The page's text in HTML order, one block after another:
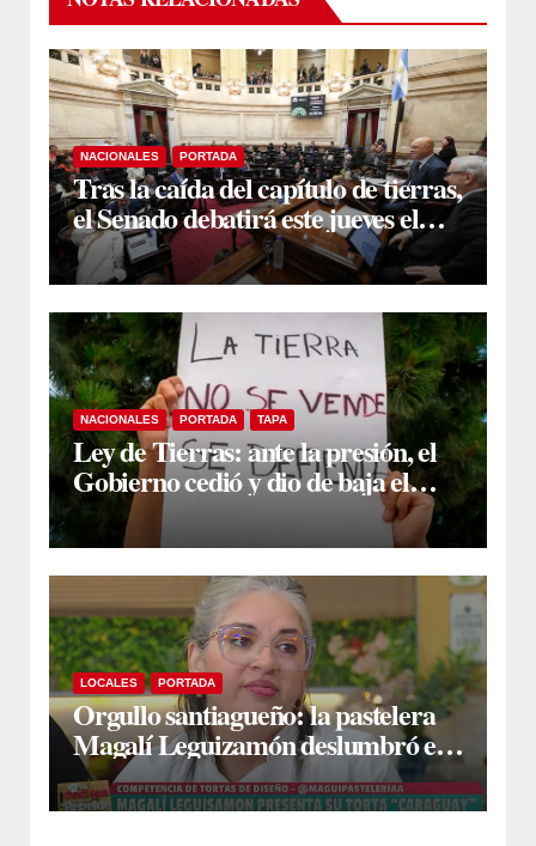
NACIONALES PORTADA
Tras la caída del capítulo de tierras,
el Senado debatirá este jueves el
proyecto sobre propiedad privada
NACIONALES PORTADA TAPA
Ley de Tierras: ante la presión, el
Gobierno cedió y dio de baja el
capítulo de la polémica
LOCALES PORTADA
Orgullo santiagueño: la pastelera
Magalí Leguizamón deslumbró en
Canal 13 con su torta “Caraguay” y
ganó la competencia